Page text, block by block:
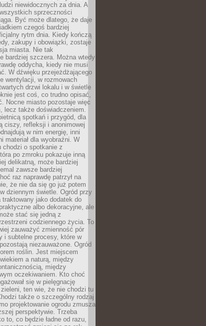
niewidocznych za dnia. A
sprzeczności
Być może dlatego, że daje
czegoś bardziej
rytm dnia. Kiedy kończą
zakupy i obowiązki, zostaje
miasta. Nie tak
bardziej szczera. Można wtedy
oddycha, kiedy nie musi
W dźwięku przejeżdżającego
wentylacji, w rozmowach
drzwi lokalu i w świetle
jest coś, co trudno opisać,
Nocne miasto pozostaje więc
lecz także doświadczeniem.
spotkań i przygód, dla
ciszy, refleksji i anonimowej
w nim energię, inni
materiał dla wyobraźni. W
chodzi o spotkanie z
po zmroku pokazuje inną
delikatną, może bardziej
zawsze bardziej
raz naprawdę patrzył na
że nie da się go już potem
dziennym świetle. Ogród przy
jako dodatek do
albo dekoracyjne, ale
stać się jedną z
codziennego życia. To
zauważyć zmienność pór
i subtelne procesy, które w
niezauważone. Ogród
roślin. Jest miejscem
a naturą, między
między
oczekiwaniem. Kto choć
się w pielęgnację
zieleni, ten wie, że nie chodzi tu
także o szczególny rodzaj
projektowanie ogrodu zmusza
perspektywie. Trzeba
to, co będzie ładne od razu,